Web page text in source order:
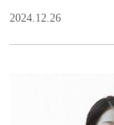
2024.12.26